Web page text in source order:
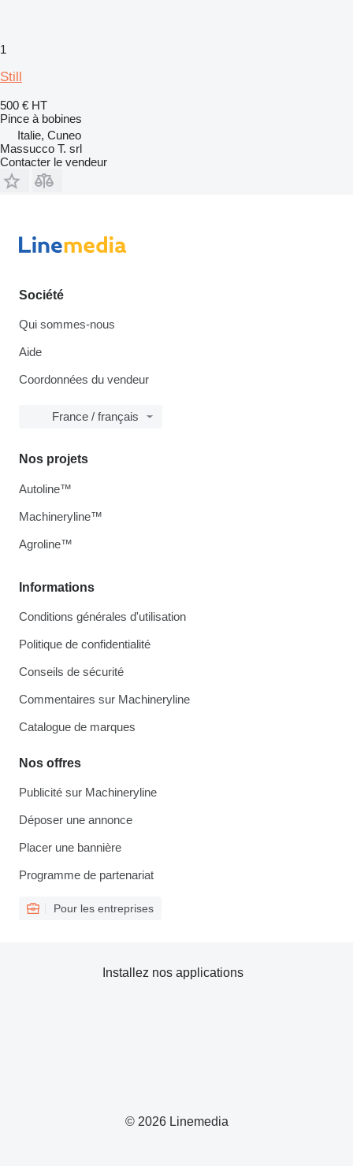
1
Still
500 € HT
Pince à bobines
Italie, Cuneo
Massucco T. srl
Contacter le vendeur
Société
Qui sommes-nous
Aide
Coordonnées du vendeur
France / français
Informations
Conditions générales d'utilisation
Politique de confidentialité
Conseils de sécurité
Commentaires sur Machineryline
Catalogue de marques
Nos offres
Publicité sur Machineryline
Déposer une annonce
Placer une bannière
Programme de partenariat
Pour les entreprises
Nos projets
Autoline™
Machineryline™
Agroline™
© 2026 Linemedia
Installez nos applications